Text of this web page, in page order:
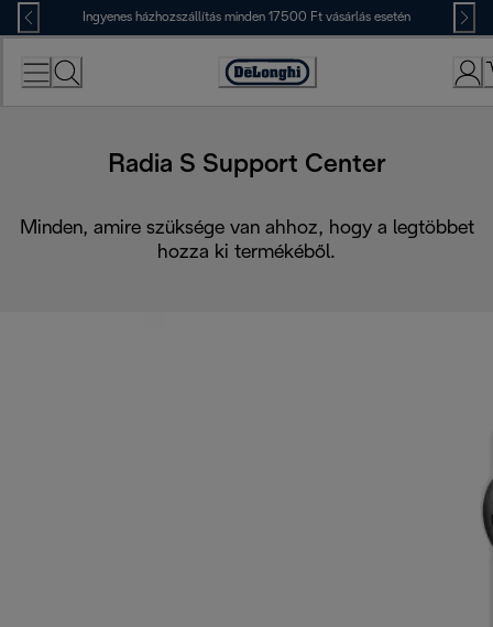
Skip
to
Content
Ingyenes házhozszállítás minden 17500 Ft vásárlás esetén
Accessibility
Radia S Support Center
Minden, amire szüksége van ahhoz, hogy a legtöbbet
hozza ki termékéből.